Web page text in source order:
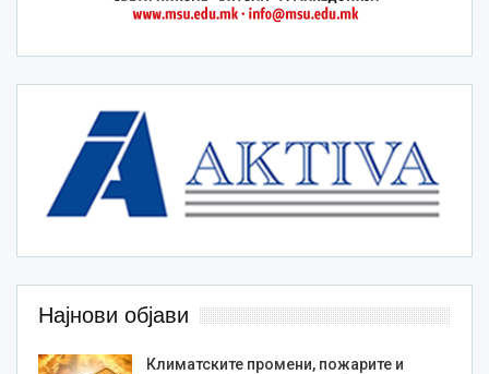
Најнови објави
Климатските промени, пожарите и